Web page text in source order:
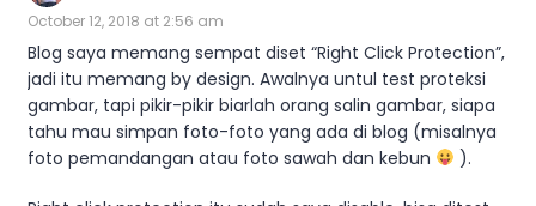
October 12, 2018 at 2:56 am
Blog saya memang sempat diset “Right Click Protection”,
jadi itu memang by design. Awalnya untul test proteksi
gambar, tapi pikir-pikir biarlah orang salin gambar, siapa
tahu mau simpan foto-foto yang ada di blog (misalnya
foto pemandangan atau foto sawah dan kebun
).